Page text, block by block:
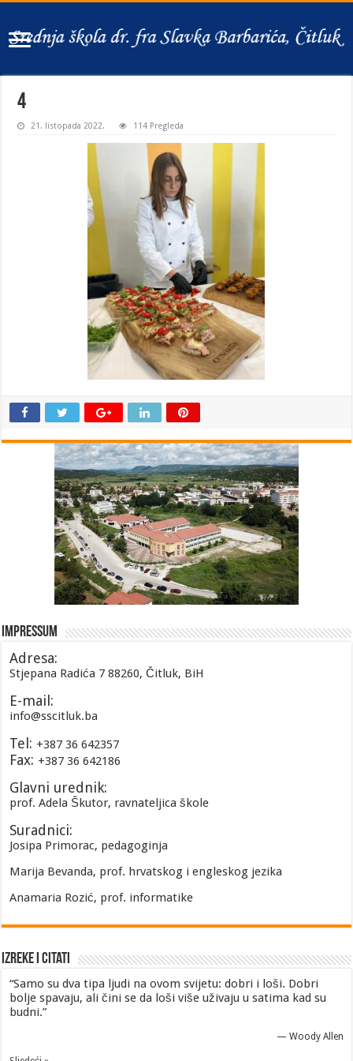
4
21. listopada 2022. 114 Pregleda
Impressum
Adresa:
Stjepana Radića 7 88260, Čitluk, BiH
E-mail:
info@sscitluk.ba
Tel: +387 36 642357
Fax: +387 36 642186
Glavni urednik:
prof. Adela Škutor, ravnateljica škole
Suradnici:
Josipa Primorac, pedagoginja
Marija Bevanda, prof. hrvatskog i engleskog jezika
Anamaria Rozić, prof. informatike
Izreke i Citati
“Samo su dva tipa ljudi na ovom svijetu: dobri i loši. Dobri
bolje spavaju, ali čini se da loši više uživaju u satima kad su
budni.”
— Woody Allen